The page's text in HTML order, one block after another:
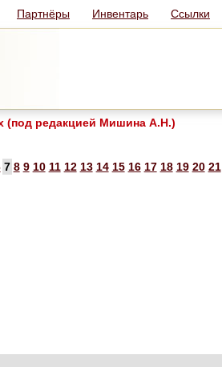
Партнёры Инвентарь Ссылки
(под редакцией Мишина А.Н.)
7 8 9 10 11 12 13 14 15 16 17 18 19 20 21